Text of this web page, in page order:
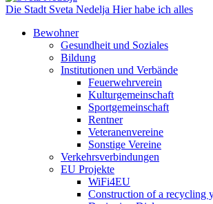
Die Stadt Sveta Nedelja Hier habe ich alles
Bewohner
Gesundheit und Soziales
Bildung
Institutionen und Verbände
Feuerwehrverein
Kulturgemeinschaft
Sportgemeinschaft
Rentner
Veteranenvereine
Sonstige Vereine
Verkehrsverbindungen
EU Projekte
WiFi4EU
Construction of a recycling